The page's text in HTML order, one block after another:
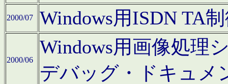
2000/07 Windows用ISDN TA
2000/06
Windows用画像処理
デバッグ・ドキュメ